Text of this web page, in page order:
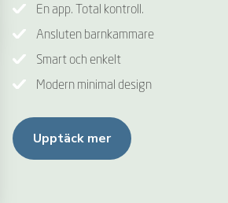
En app. Total kontroll.
Ansluten barnkammare
Smart och enkelt
Modern minimal design
Upptäck mer